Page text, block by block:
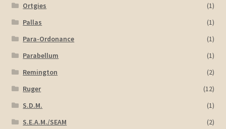
Ortgies
(1)
Pallas
(1)
Para-Ordonance
(1)
Parabellum
(1)
Remington
(2)
Ruger
(12)
S.D.M.
(1)
S.E.A.M./SEAM
(2)